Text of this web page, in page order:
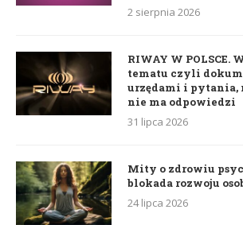
2 sierpnia 2026
RIWAY W POLSCE.
tematu czyli
urzędami i pytania,
nie ma odpowiedzi
31 lipca 2026
Mity o zdrowiu
blokada rozwoju
24 lipca 2026